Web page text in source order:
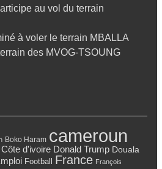
au vol du terrain
à voler le terrain MBALLA
des MVOG-TSOUNG
Boko Haram cameroun
Côte d'ivoire Donald Trump Douala
Football France François